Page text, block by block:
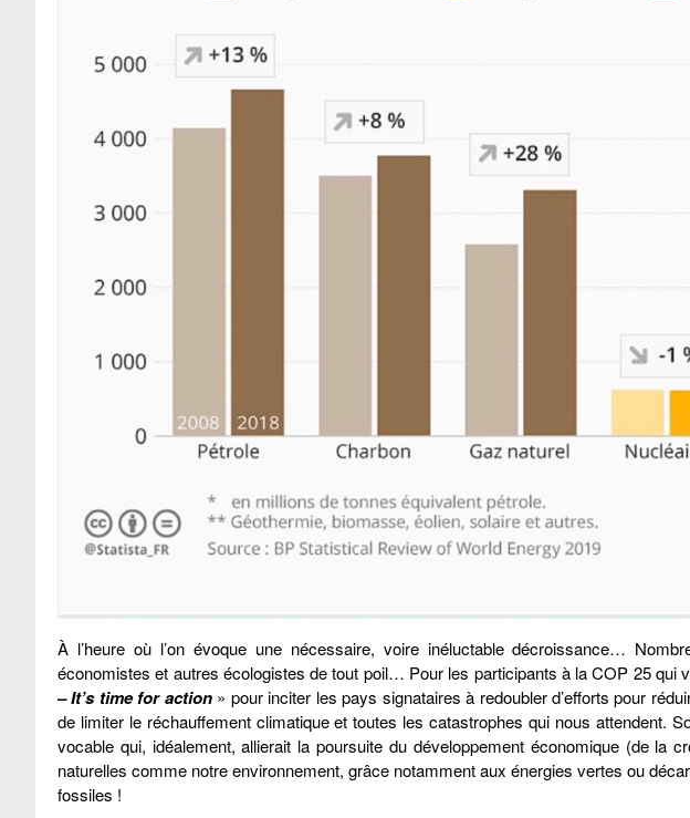
À l’heure où l’on évoque une nécessaire, voire inéluctable décroissance…
économistes et autres écologistes de tout poil… Pour les participants à la COP 25 qui
– It’s time for action » pour inciter les pays signataires à redoubler d’efforts pour
de limiter le réchauffement climatique et toutes les catastrophes qui nous attendent.
vocable qui, idéalement, allierait la poursuite du développement économique (de la
naturelles comme notre environnement, grâce notamment aux énergies vertes ou
fossiles !